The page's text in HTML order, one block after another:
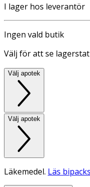
I lager hos leverantör
Ingen vald butik
Välj för att se
Välj apotek
Välj apotek
Läkemedel. Läs